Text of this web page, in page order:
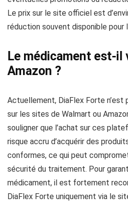
Le prix sur le site officiel est
réduction souvent disponible pour
Le médicament est-il
Amazon ?
Actuellement, DiaFlex Forte n’est
sur les sites de Walmart ou
souligner que l’achat sur ces
risque accru d’acquérir des
conformes, ce qui peut
sécurité du traitement. Pour
médicament, il est fortement
DiaFlex Forte uniquement via le